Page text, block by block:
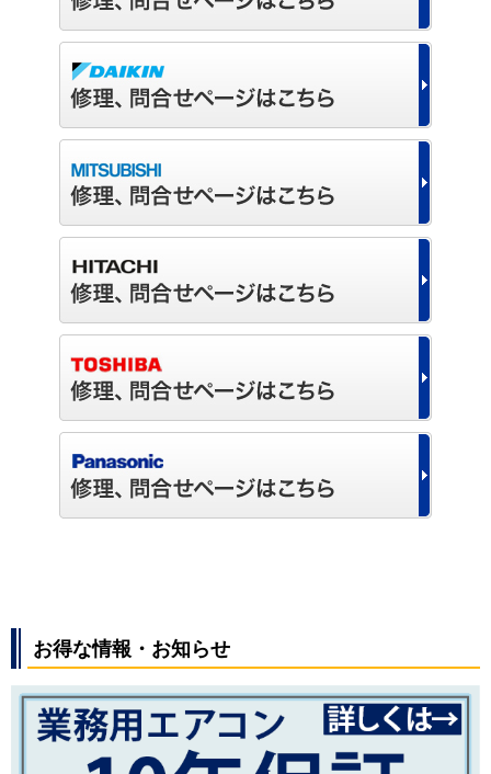
お得な情報・お知らせ